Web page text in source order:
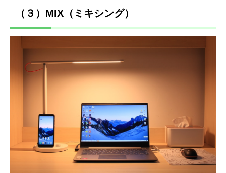
（３）MIX（ミキシング）